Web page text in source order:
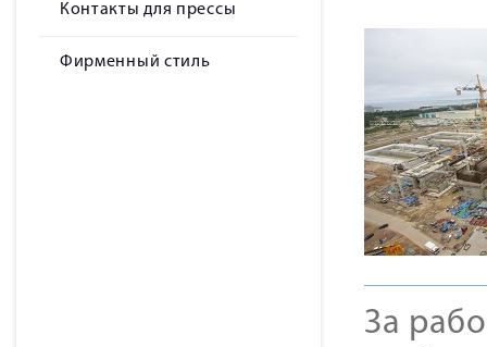
Контакты для прессы
Фирменный стиль
За